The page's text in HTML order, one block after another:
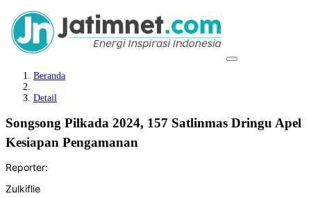
Beranda
Detail
Songsong Pilkada 2024, 157 Satlinmas Dringu Apel
Kesiapan Pengamanan
Reporter:
Zulkiflie